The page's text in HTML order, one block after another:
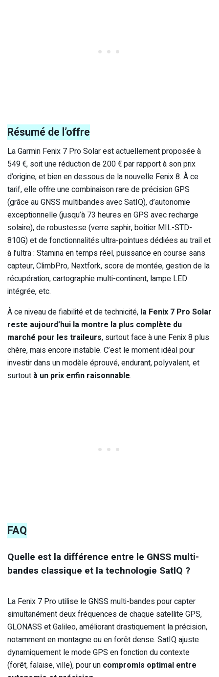
Résumé de l’offre
La Garmin Fenix 7 Pro Solar est actuellement proposée à
549 €, soit une réduction de 200 € par rapport à son prix
d’origine, et bien en dessous de la nouvelle Fenix 8. À ce
tarif, elle offre une combinaison rare de précision GPS
(grâce au GNSS multibandes avec SatIQ), d’autonomie
exceptionnelle (jusqu’à 73 heures en GPS avec recharge
solaire), de robustesse (verre saphir, boîtier MIL-STD-
810G) et de fonctionnalités ultra-pointues dédiées au trail et
à l’ultra : Stamina en temps réel, puissance en course sans
capteur, ClimbPro, Nextfork, score de montée, gestion de la
récupération, cartographie multi-continent, lampe LED
intégrée, etc.
À ce niveau de fiabilité et de technicité, la Fenix 7 Pro Solar
reste aujourd’hui la montre la plus complète du
marché pour les traileurs, surtout face à une Fenix 8 plus
chère, mais encore instable. C’est le moment idéal pour
investir dans un modèle éprouvé, endurant, polyvalent, et
surtout à un prix enfin raisonnable.
FAQ
Quelle est la différence entre le GNSS multi-
bandes classique et la technologie SatIQ ?
La Fenix 7 Pro utilise le GNSS multi-bandes pour capter
simultanément deux fréquences de chaque satellite GPS,
GLONASS et Galileo, améliorant drastiquement la précision,
notamment en montagne ou en forêt dense. SatIQ ajuste
dynamiquement le mode GPS en fonction du contexte
(forêt, falaise, ville), pour un compromis optimal entre